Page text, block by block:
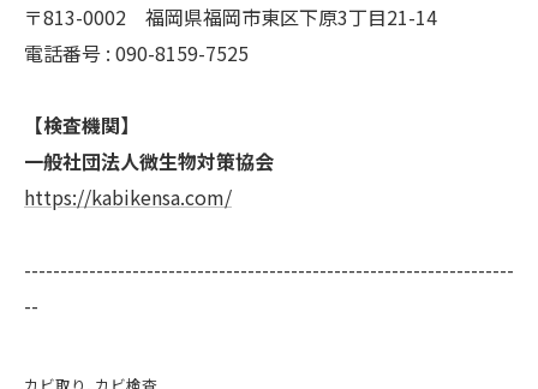
〒813-0002 福岡県福岡市東区下原3丁目21-14
電話番号 : 090-8159-7525
【検査機関】
一般社団法人微生物対策協会
https://kabikensa.com/
--------------------------------------------------------------------
--